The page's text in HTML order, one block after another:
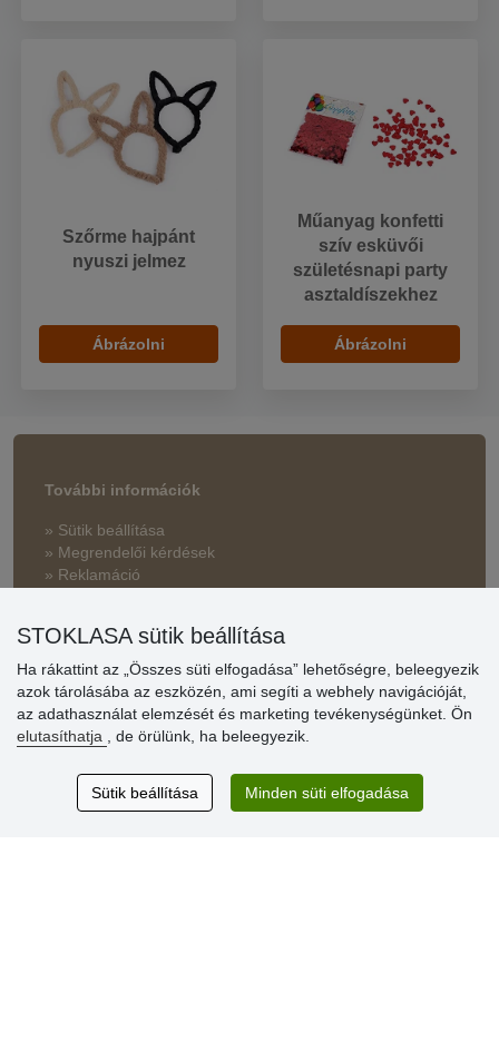
Szőrme hajpánt
nyuszi jelmez
Ábrázolni
Műanyag konfetti
szív esküvői
születésnapi party
asztaldíszekhez
Ábrázolni
További információk
» Sütik beállítása
» Megrendelői kérdések
» Reklamáció
» Kedvezmények és jutalmak nagykereskedelmi
vásárlóinknak
» Súgó
Vásárlók
értékelése
STOKLASA sütik beállítása
Ha rákattint az „Összes süti elfogadása” lehetőségre, beleegyezik
azok tárolásába az eszközén, ami segíti a webhely navigációját,
az adathasználat elemzését és marketing tevékenységünket. Ön
elutasíthatja
, de örülünk, ha beleegyezik.
Sütik beállítása Minden süti elfogadása